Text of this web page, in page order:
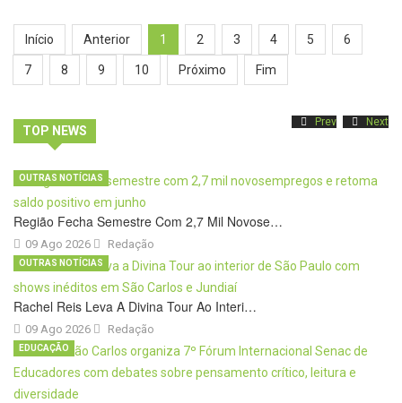
Início Anterior 1 2 3 4 5 6
7 8 9 10 Próximo Fim
TOP NEWS
Prev Next
Região Fecha Semestre Com 2,7 Mil Novose…
09 Ago 2026
OUTRAS NOTÍCIAS
Redação
Rachel Reis Leva A Divina Tour Ao Interi…
09 Ago 2026
OUTRAS NOTÍCIAS
Redação
EDUCAÇÃO